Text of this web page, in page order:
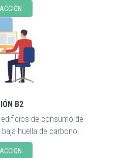
B2
de consumo de
huella de carbono.